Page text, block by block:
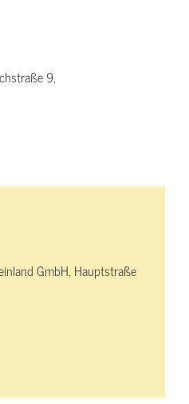
9,
GmbH, Hauptstraße